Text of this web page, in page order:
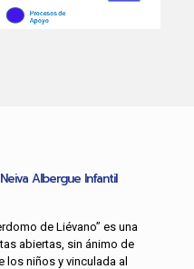
Albergue Infantil
de Liévano” es una
abiertas, sin ánimo de
los niños y vinculada al